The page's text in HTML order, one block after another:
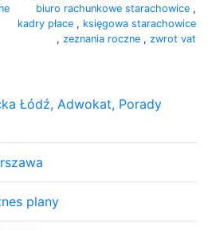
biuro rachunkowe starachowice ,
kadry płace , księgowa starachowice
, zeznania roczne , zwrot vat
Łódź, Adwokat, Porady
plany